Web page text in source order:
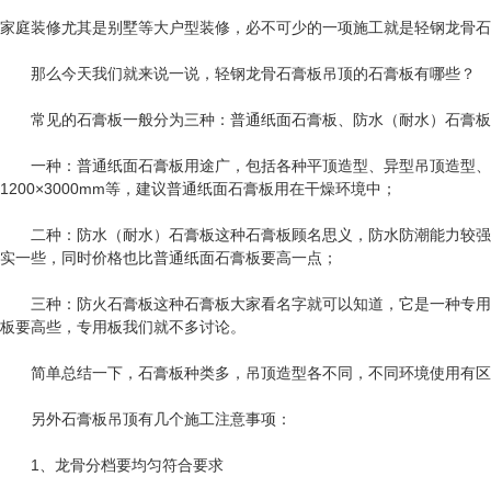
家庭装修尤其是别墅等大户型装修，必不可少的一项施工就是轻钢龙骨
那么今天我们就来说一说，轻钢龙骨石膏板吊顶的石膏板有哪些？
常见的石膏板一般分为三种：普通纸面石膏板、防水（耐水）石膏
一种：普通纸面石膏板用途广，包括各种平顶造型、异型吊顶造型
1200×3000mm等，建议普通纸面石膏板用在干燥环境中；
二种：防水（耐水）石膏板这种石膏板顾名思义，防水防潮能力较
实一些，同时价格也比普通纸面石膏板要高一点；
三种：防火石膏板这种石膏板大家看名字就可以知道，它是一种专
板要高些，专用板我们就不多讨论。
简单总结一下，石膏板种类多，吊顶造型各不同，不同环境使用有
另外石膏板吊顶有几个施工注意事项：
1、龙骨分档要均匀符合要求